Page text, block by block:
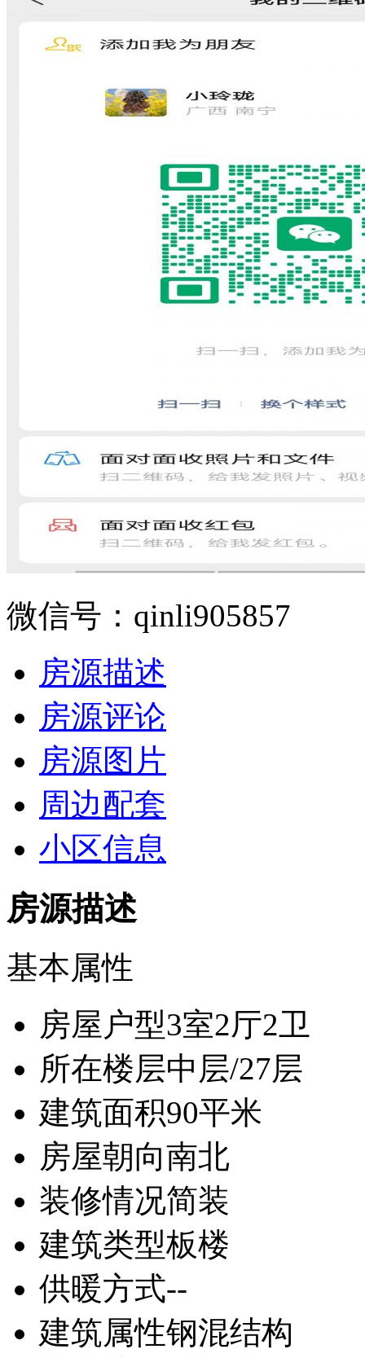
微信号：qinli905857
房源描述
房源评论
房源图片
周边配套
小区信息
房源描述
基本属性
房屋户型3室2厅2卫
所在楼层中层/27层
建筑面积90平米
房屋朝向南北
装修情况简装
建筑类型板楼
供暖方式--
建筑属性钢混结构